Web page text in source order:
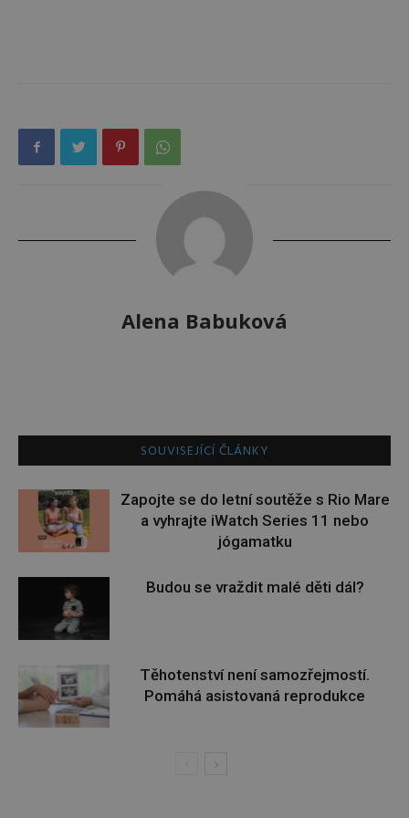
Alena Babuková
SOUVISEJÍCÍ ČLÁNKY
Zapojte se do letní soutěže s Rio Mare
a vyhrajte iWatch Series 11 nebo
jógamatku
Budou se vraždit malé děti dál?
Těhotenství není samozřejmostí.
Pomáhá asistovaná reprodukce